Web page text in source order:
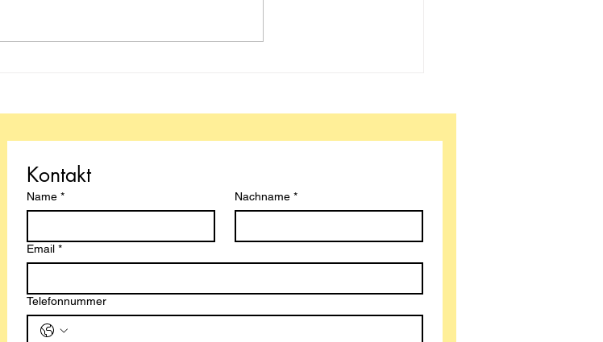
Kontakt
Name * Nachname *
Email *
Telefonnummer